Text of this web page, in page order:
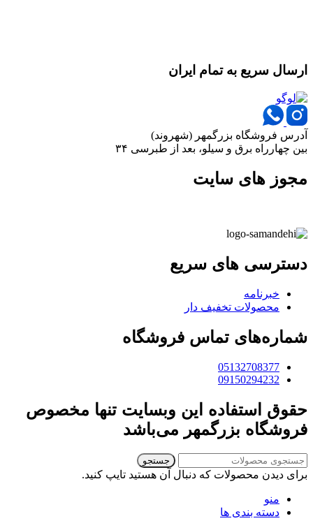
ارسال سریع به تمام ایران
آدرس فروشگاه بزرگمهر (شهروند)
بین چهارراه برق و سیلو، بعد از طبرسی ۳۴
مجوز های سایت
دسترسی های سریع
خبرنامه
محصولات تخفیف دار
شماره‌های تماس فروشگاه
05132708377
09150294232
حقوق استفاده این وبسایت تنها مخصوص
فروشگاه بزرگمهر می‌باشد
جستجو
برای دیدن محصولات که دنبال آن هستید تایپ کنید.
منو
دسته بندی ها